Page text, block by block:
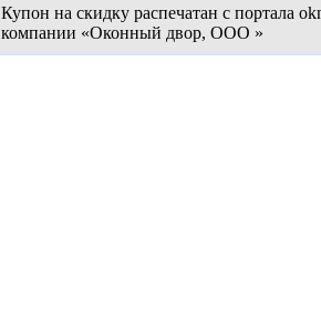
Купон на скидку распечатан с портала
компании «Оконный двор, ООО »